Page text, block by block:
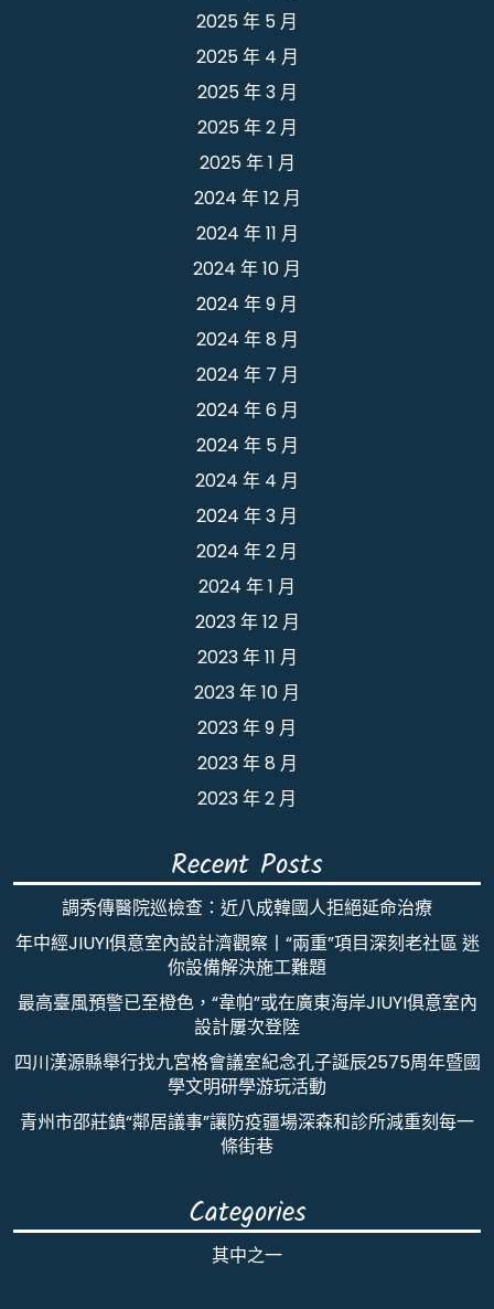
2025 年 5 月
2025 年 4 月
2025 年 3 月
2025 年 2 月
2025 年 1 月
2024 年 12 月
2024 年 11 月
2024 年 10 月
2024 年 9 月
2024 年 8 月
2024 年 7 月
2024 年 6 月
2024 年 5 月
2024 年 4 月
2024 年 3 月
2024 年 2 月
2024 年 1 月
2023 年 12 月
2023 年 11 月
2023 年 10 月
2023 年 9 月
2023 年 8 月
2023 年 2 月
Recent Posts
調秀傳醫院巡檢查：近八成韓國人拒絕延命治療
年中經JIUYI俱意室內設計濟觀察丨“兩重”項目深刻老社區 迷
你設備解決施工難題
最高臺風預警已至橙色，“韋帕”或在廣東海岸JIUYI俱意室內
設計屢次登陸
四川漢源縣舉行找九宮格會議室紀念孔子誕辰2575周年暨國
學文明研學游玩活動
青州市邵莊鎮“鄰居議事”讓防疫疆場深森和診所減重刻每一
條街巷
Categories
其中之一